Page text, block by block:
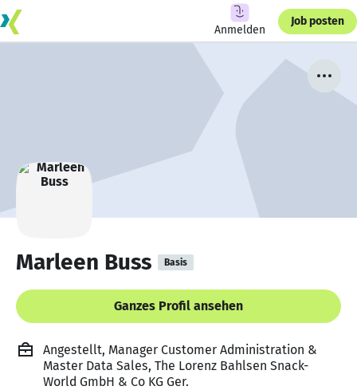
Anmelden
Job posten
Marleen Buss Basis
Ganzes Profil ansehen
Angestellt, Manager Customer Administration &
Master Data Sales, The Lorenz Bahlsen Snack-
World GmbH & Co KG Ger.